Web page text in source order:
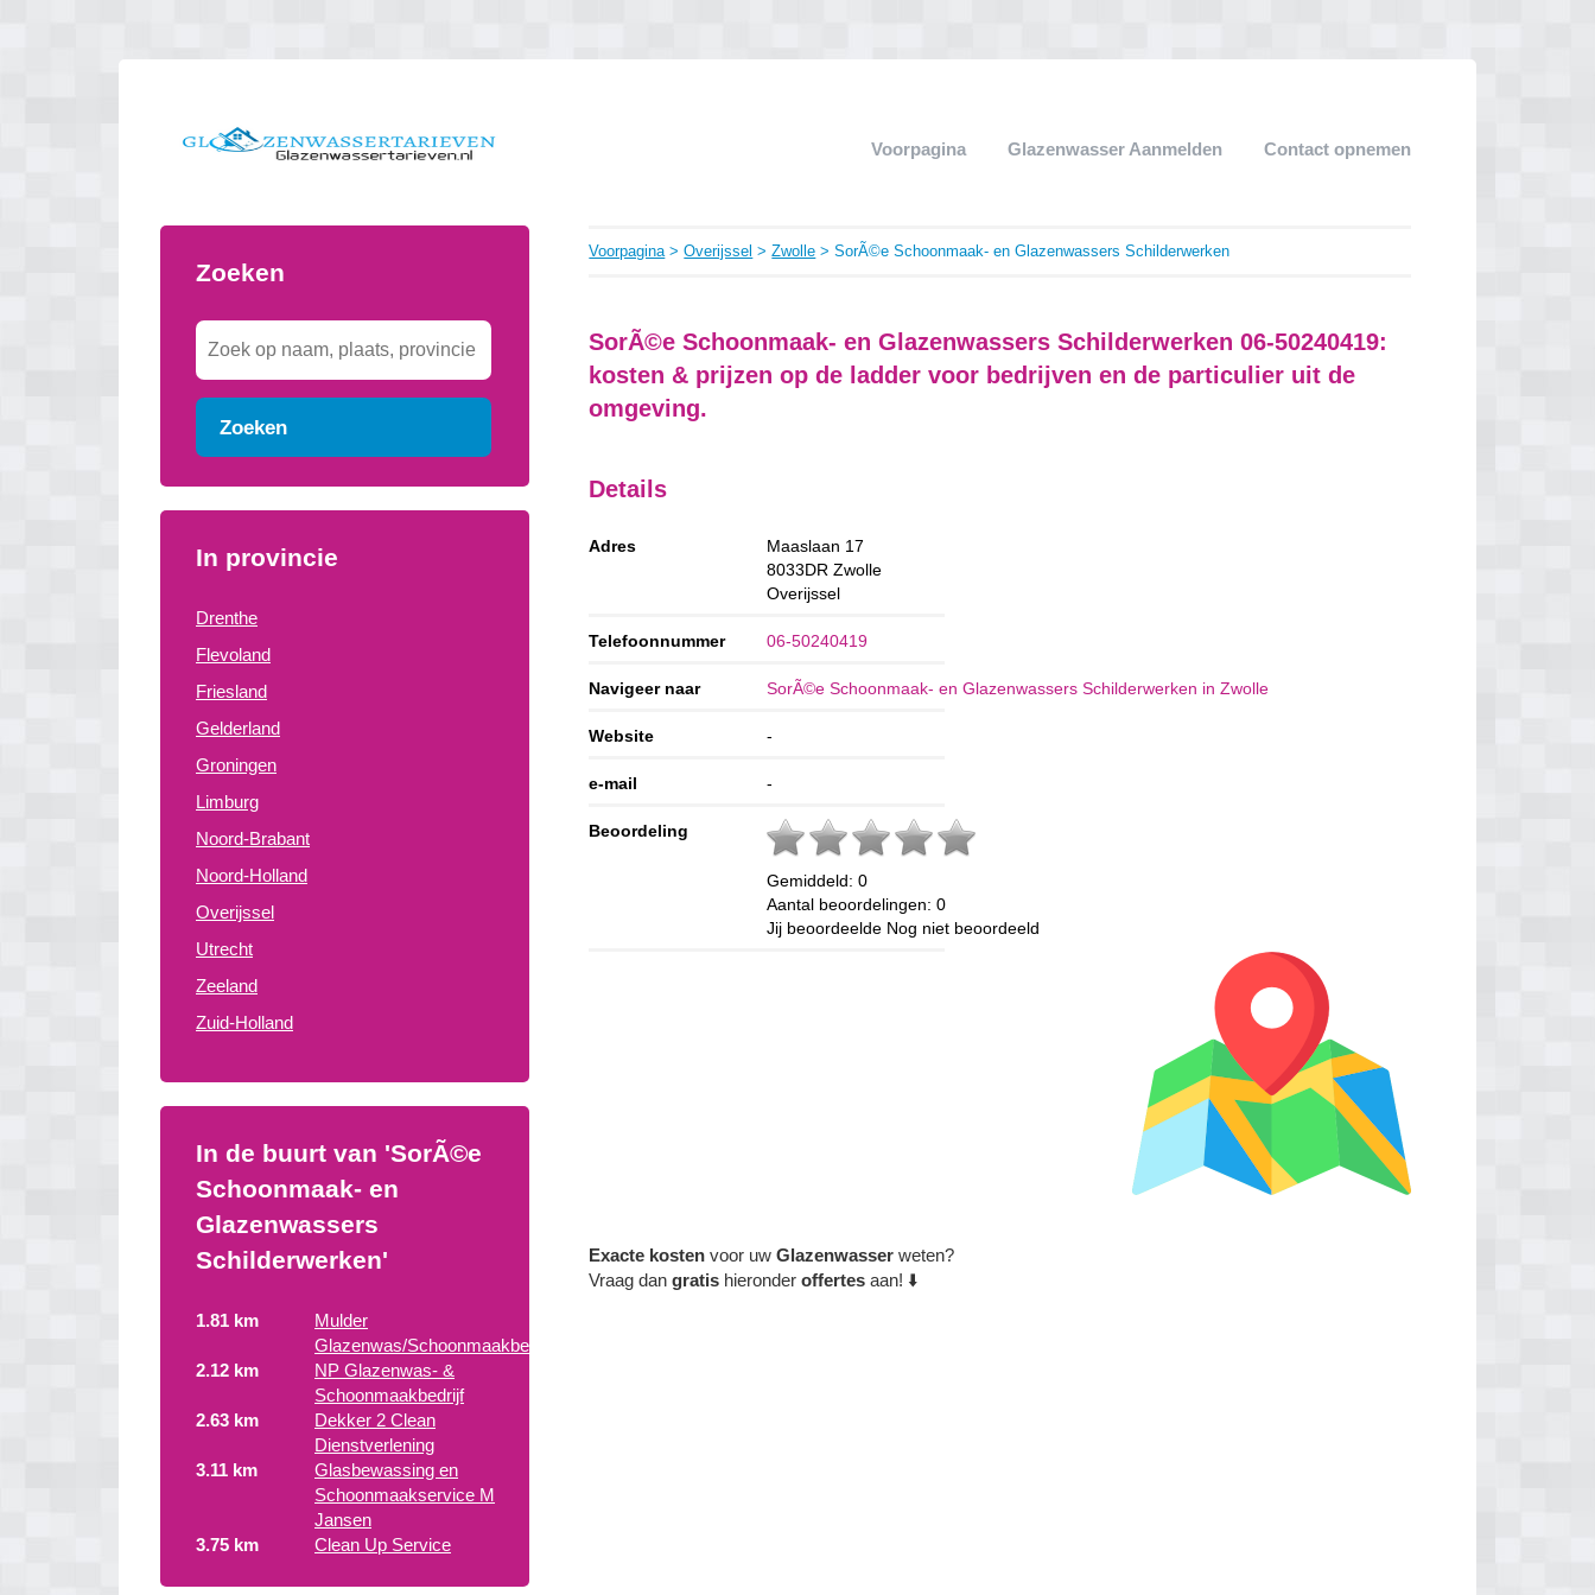
Voorpagina Glazenwasser Aanmelden Contact opnemen
Zoeken
Zoeken
In provincie
Drenthe
Flevoland
Friesland
Gelderland
Groningen
Limburg
Noord-Brabant
Noord-Holland
Overijssel
Utrecht
Zeeland
Zuid-Holland
In de buurt van 'SorÃ©e
Schoonmaak- en
Glazenwassers
Schilderwerken'
1.81 km
Mulder
Glazenwas/Schoonmaakbedrijf
2.12 km
NP Glazenwas- &
Schoonmaakbedrijf
2.63 km
Dekker 2 Clean
Dienstverlening
3.11 km
Glasbewassing en
Schoonmaakservice M
Jansen
3.75 km
Clean Up Service
Voorpagina>Overijssel >Zwolle > SorÃ©e Schoonmaak- en Glazenwassers Schilderwerken
SorÃ©e Schoonmaak- en Glazenwassers Schilderwerken 06-50240419:
kosten & prijzen op de ladder voor bedrijven en de particulier uit de
omgeving.
Details
Adres
Maaslaan 17
8033DR Zwolle
Overijssel
Telefoonnummer 06-50240419
Navigeer naar SorÃ©e Schoonmaak- en Glazenwassers Schilderwerken in Zwolle
Website -
e-mail -
Beoordeling
Gemiddeld:0
Aantal beoordelingen:0
Jij beoordeelde Nog niet beoordeeld
Exacte kosten voor uwGlazenwasser weten?
Vraag dangratis hieronderoffertes aan! ⬇️